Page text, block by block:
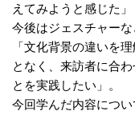
えてみようと感じた
今後はジェスチャーな
「文化背景の違いを
となく、来訪者に合
とを実践したい」。
今回学んだ内容につ